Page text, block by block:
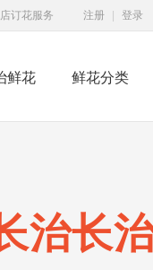
订花服务 注册 登录
鲜花 鲜花分类
治长